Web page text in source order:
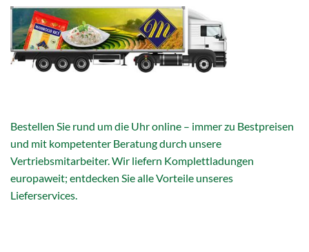
Bestellen Sie rund um die Uhr online – immer zu Bestpreisen
und mit kompetenter Beratung durch unsere
Vertriebsmitarbeiter. Wir liefern Komplettladungen
europaweit; entdecken Sie alle Vorteile unseres
Lieferservices.